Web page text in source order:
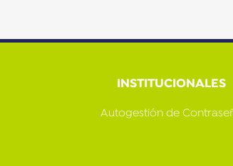
INSTITUCIONALES
Autogestión de